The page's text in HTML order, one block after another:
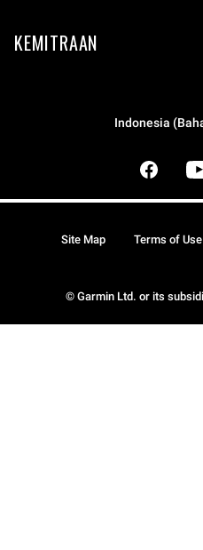
KEMITRAAN
Indonesia
© Garmin Ltd. or its
Site Map Terms of Use